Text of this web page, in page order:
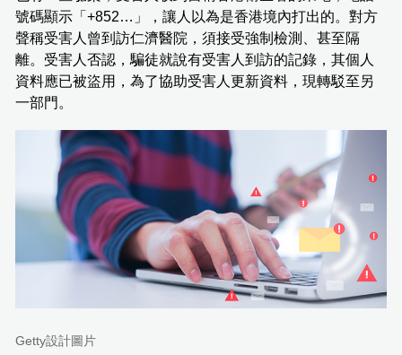
號碼顯示「+852…」，讓人以為是香港境內打出的。對方
聲稱受害人曾到訪仁濟醫院，須接受強制檢測、甚至隔
離。受害人否認，騙徒就說有受害人到訪的記錄，其個人
資料應已被盜用，為了協助受害人更新資料，現轉駁至另
一部門。
Getty設計圖片